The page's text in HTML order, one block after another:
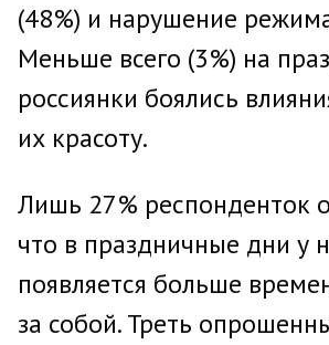
(48%) и нарушение
Меньше всего (3%) на
россиянки боялись
их красоту.
Лишь 27% респонденток
что в праздничные дни у
появляется больше
за собой. Треть